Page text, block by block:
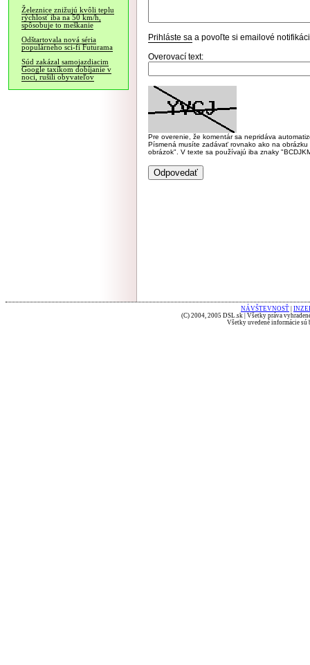
Železnice znižujú kvôli teplu
rýchlosť iba na 50 km/h,
spôsobuje to meškanie
Odštartovala nová séria
populárneho sci-fi Futurama
Súd zakázal samojazdiacim
Google taxíkom dobíjanie v
noci, rušili obyvateľov
Prihláste sa a povoľte si emailové
Overovací text:
Pre overenie, že komentár sa nepridáva
Písmená musíte zadávať rovnako ako na
obrázok". V texte sa používajú iba znaky
NÁVŠTEVNOSŤ
(C) 2004, 2005 DSL.sk | Všetky práva
Všetky uvedené informácie sú